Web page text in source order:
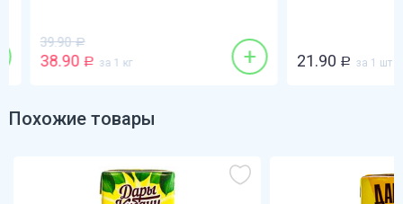
39.90 Р
38.90 Р за 1 кг + 21.90 Р за 1 шт
Похожие товары